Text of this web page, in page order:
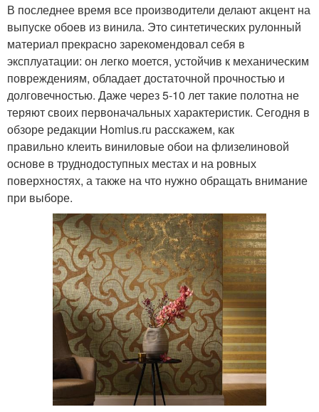
В последнее время все производители делают акцент на
выпуске обоев из винила. Это синтетических рулонный
материал прекрасно зарекомендовал себя в
эксплуатации: он легко моется, устойчив к механическим
повреждениям, обладает достаточной прочностью и
долговечностью. Даже через 5-10 лет такие полотна не
теряют своих первоначальных характеристик. Сегодня в
обзоре редакции Homius.ru расскажем, как
правильно клеить виниловые обои на флизелиновой
основе в труднодоступных местах и на ровных
поверхностях, а также на что нужно обращать внимание
при выборе.